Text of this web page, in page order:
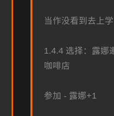
当作没看到去上学
1.4.4 选择：露娜
咖啡店
参加 - 露娜+1